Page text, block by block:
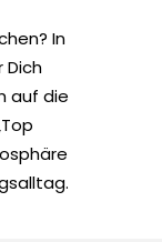
In
Dich
auf die